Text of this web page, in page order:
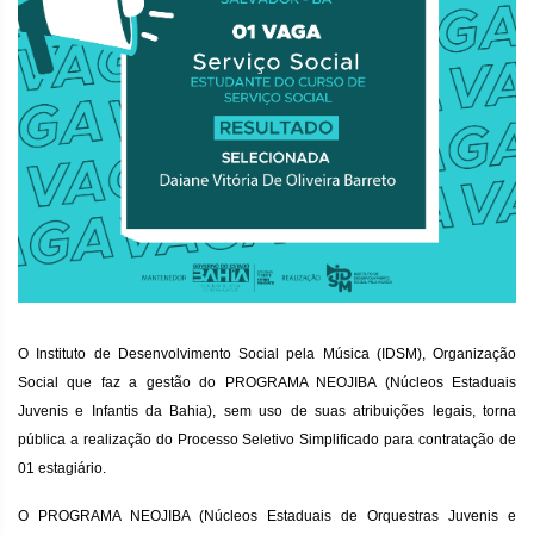
O Instituto de Desenvolvimento Social pela Música (IDSM), Organização
Social que faz a gestão do PROGRAMA NEOJIBA (Núcleos Estaduais
Juvenis e Infantis da Bahia), sem uso de suas atribuições legais, torna
pública a realização do Processo Seletivo Simplificado para contratação de
01 estagiário.
O PROGRAMA NEOJIBA (Núcleos Estaduais de Orquestras Juvenis e